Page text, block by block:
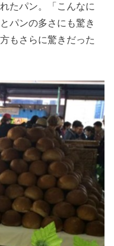
たパン。「こんなに
パンの多さにも驚き
もさらに驚きだった